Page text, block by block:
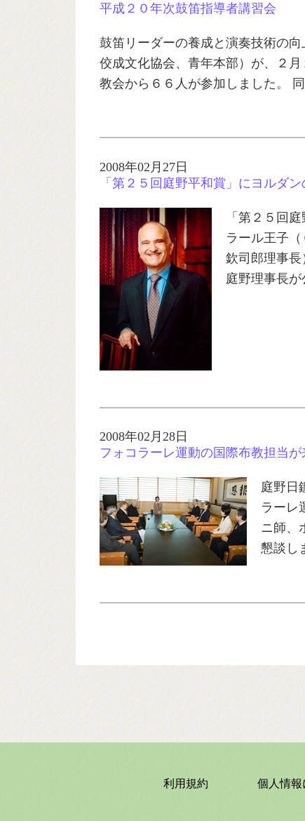
平成２０年次鼓笛指導者講習会
鼓笛リーダーの養成と演奏技術の
佼成文化協会、青年本部）が、２
教会から６６人が参加しました。
2008年02月27日
「第２５回庭野平和賞」にヨルダ
「第２５回
ラール王子
欽司郎理事長
庭野理事長
2008年02月28日
フォコラーレ運動の国際布教担当が
庭野日
ラーレ
ニ師、
懇談し
利用規約 個人情報